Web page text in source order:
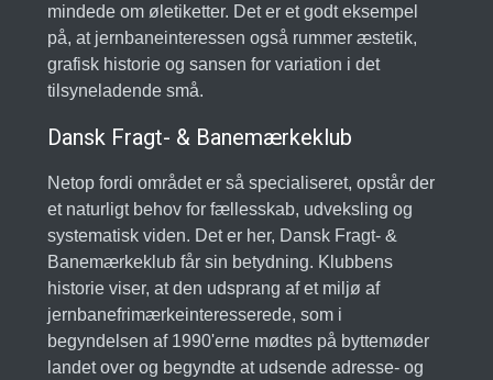
mindede om øletiketter. Det er et godt eksempel
på, at jernbaneinteressen også rummer æstetik,
grafisk historie og sansen for variation i det
tilsyneladende små.
Dansk Fragt- & Banemærkeklub
Netop fordi området er så specialiseret, opstår der
et naturligt behov for fællesskab, udveksling og
systematisk viden. Det er her, Dansk Fragt- &
Banemærkeklub får sin betydning. Klubbens
historie viser, at den udsprang af et miljø af
jernbanefrimærkeinteresserede, som i
begyndelsen af 1990'erne mødtes på byttemøder
landet over og begyndte at udsende adresse- og